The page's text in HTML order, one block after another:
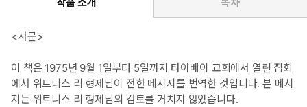
작품 소개 목차
<서문>
이 책은 1975년 9월 1일부터 5일까지 타이베이 교회에서 열린 집회
에서 위트니스 리 형제님이 전한 메시지를 번역한 것입니다. 본 메시
지는 위트니스 리 형제님의 검토를 거치지 않았습니다.